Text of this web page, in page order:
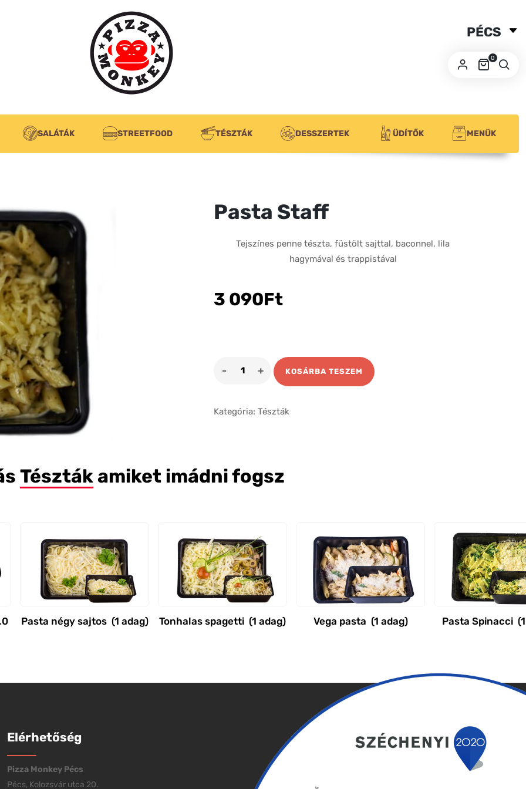
PÉCS
0
SALÁTÁK STREETFOOD TÉSZTÁK DESSZERTEK ÜDÍTŐK MENÜK
Pasta Staff
Tejszínes penne tészta, füstölt sajttal, baconnel, lila
hagymával és trappistával
3 090Ft
KOSÁRBA TESZEM
Kategória: Tészták
Tésztákamiket imádni fogsz
Pasta négy sajtos (1 adag) Tonhalas spagetti (1 adag) Vega pasta (1 adag) Pasta Spinacci
Elérhetőség
Pizza Monkey Pécs
Pécs, Kolozsvár utca 20.